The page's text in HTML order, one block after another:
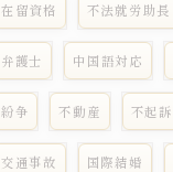
在留資格 不法就労助長
弁護士 中国語対応
紛争 不動産 不起訴
交通事故 国際結婚